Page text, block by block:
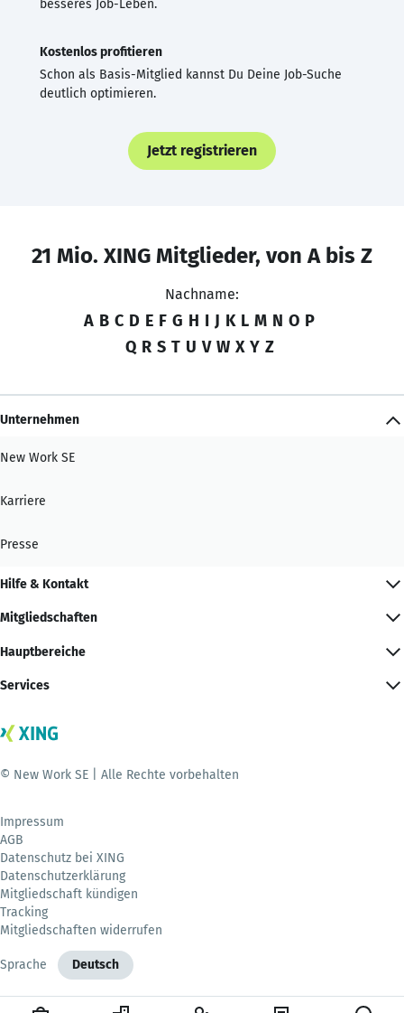
besseres Job-Leben.
Kostenlos profitieren
Schon als Basis-Mitglied kannst Du Deine Job-Suche
deutlich optimieren.
Jetzt registrieren
21 Mio. XING Mitglieder, von A bis Z
Nachname:
A B C D E F G H I J K L M N O P
Q R S T U V W X Y Z
Unternehmen
New Work SE
Karriere
Presse
Hilfe & Kontakt
Mitgliedschaften
Hauptbereiche
Services
© New Work SE | Alle Rechte vorbehalten
Impressum
AGB
Datenschutz bei XING
Datenschutzerklärung
Mitgliedschaft kündigen
Tracking
Mitgliedschaften widerrufen
Sprache Deutsch